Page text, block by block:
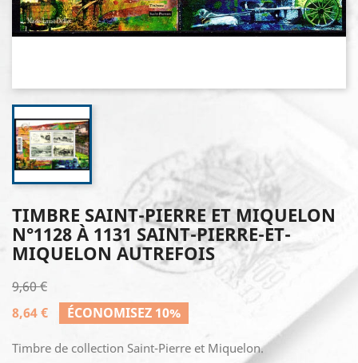
TIMBRE SAINT-PIERRE ET MIQUELON
N°1128 À 1131 SAINT-PIERRE-ET-
MIQUELON AUTREFOIS
9,60 €
8,64 €
ÉCONOMISEZ 10%
Timbre de collection Saint-Pierre et Miquelon.